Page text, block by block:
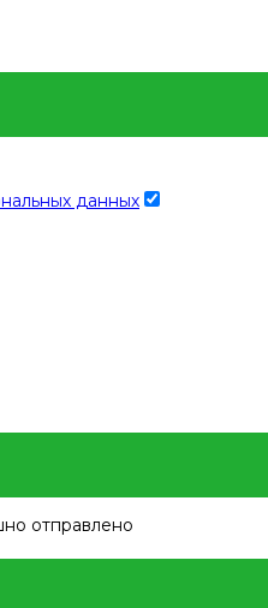
данных
отправлено